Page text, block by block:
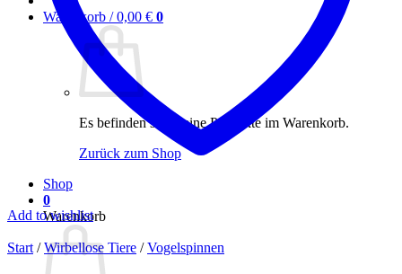
Warenkorb /0,00 € 0
Es befinden sich keine Produkte im Warenkorb.
Zurück zum Shop
Shop
0
Warenkorb
Add to wishlist
Start / Wirbellose Tiere / Vogelspinnen